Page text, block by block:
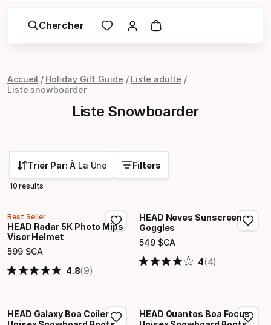
Chercher
Accueil Holiday Gift Guide
Liste adulte
Liste snowboarder
Liste Snowboarder
Trier Par: À La Une Filters
10 results
Best Seller
HEAD Radar 5K Photo Mips
Visor Helmet
599 $CA
Prix final
4.8(9)
HEAD Neves Sunscreen
Goggles
549 $CA
Prix final
4(4)
HEAD Galaxy Boa Coiler
HEAD Quantos Boa Focus